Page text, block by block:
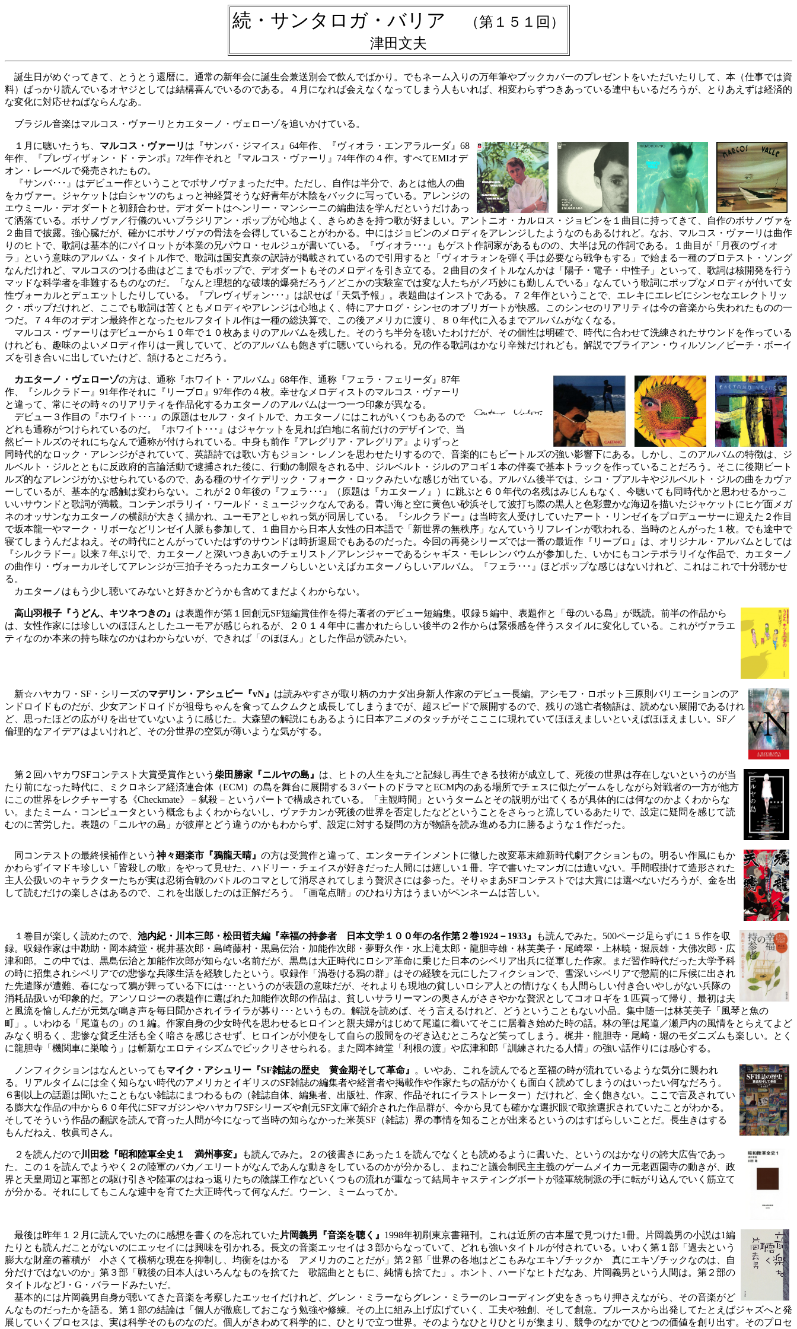
続・サンタロガ・バリア
（第１５１回）
津田文夫
誕生日がめぐってきて、とうとう還暦に。通常の新年会に誕生会兼送別会で飲んでばかり。でもネーム入りの万年筆やブックカバーのプレゼントをいただいたりして、本（仕事では資
料）ばっかり読んでいるオヤジとしては結構喜んでいるのである。４月になれば会えなくなってしまう人もいれば、相変わらずつきあっている連中もいるだろうが、とりあえずは経済的
な変化に対応せねばならんなあ。
ブラジル音楽はマルコス・ヴァーリとカエターノ・ヴェローゾを追いかけている。
１月に聴いたうち、 マルコス・ヴァーリ は『サンバ・ジマイス』64年作、『ヴィオラ・エンアラルーダ』68
年作、『プレヴィザォン・ド・テンポ』72年作それと『マルコス・ヴァーリ』74年作の４作。すべてEMIオデ
オン・レーベルで発売されたもの。
『サンバ･･･』はデビュー作ということでボサノヴァまっただ中。ただし、自作は半分で、あとは他人の曲
をカヴァー。ジャケットは白シャツのちょっと神経質そうな好青年が木陰をバックに写っている。アレンジの
エウミール・デオダートと初顔合わせ。デオダートはヘンリー・マンシーニの編曲法を学んだというだけあっ
て洒落ている。ボサノヴァ／行儀のいいブラジリアン・ポップが心地よく、きらめきを持つ歌が好ましい。アントニオ・カルロス・ジョビンを１曲目に持ってきて、自作のボサノヴァを
２曲目で披露。強心臓だが、確かにボサノヴァの骨法を会得していることがわかる。中にはジョビンのメロディをアレンジしたようなのもあるけれど。なお、マルコス・ヴァーリは曲作
りのヒトで、歌詞は基本的にパイロットが本業の兄パウロ・セルジュが書いている。『ヴィオラ･･･』もゲスト作詞家があるものの、大半は兄の作詞である。１曲目が「月夜のヴィオ
ラ」という意味のアルバム・タイトル作で、歌詞は国安真奈の訳詩が掲載されているので引用すると「ヴィオラォンを弾く手は必要なら戦争もする」で始まる一種のプロテスト・ソング
なんだけれど、マルコスのつける曲はどこまでもポップで、デオダートもそのメロディを引き立てる。２曲目のタイトルなんかは「陽子・電子・中性子」といって、歌詞は核開発を行う
マッドな科学者を非難するものなのだ。「なんと理想的な破壊的爆発だろう／どこかの実験室では変な人たちが／巧妙にも勤しんでいる」なんていう歌詞にポップなメロディが付いて女
性ヴォーカルとデュエットしたりしている。『プレヴィザォン･･･』は訳せば「天気予報」。表題曲はインストである。７２年作ということで、エレキにエレピにシンセなエレクトリッ
ク・ポップだけれど、ここでも歌詞は苦くともメロディやアレンジは心地よく、特にアナログ・シンセのオブリガートが快感。このシンセのリアリティは今の音楽から失われたものの一
つだ。７４年のオデオン最終作となったセルフタイトル作は一種の総決算で、この後アメリカに渡り、８０年代に入るまでアルバムがなくなる。
マルコス・ヴァーリはデビューから１０年で１０枚あまりのアルバムを残した。そのうち半分を聴いたわけだが、その個性は明確で、時代に合わせて洗練されたサウンドを作っている
けれども、趣味のよいメロディ作りは一貫していて、どのアルバムも飽きずに聴いていられる。兄の作る歌詞はかなり辛辣だけれども。解説でブライアン・ウィルソン／ビーチ・ボーイ
ズを引き合いに出していたけど、頷けるとこだろう。
カエターノ・ヴェローゾの方は、通称『ホワイト・アルバム』68年作、通称『フェラ・フェリーダ』87年
作、『シルクラドー』91年作それに『リーブロ』97年作の４枚。幸せなメロディストのマルコス・ヴァーリ
と違って、常にその時々のリアリティを作品化するカエターノのアルバムは一つ一つ印象が異なる。
デビュー３作目の『ホワイト･･･』の原題はセルフ・タイトルで、カエターノにはこれがいくつもあるので
どれも通称がつけられているのだ。『ホワイト･･･』はジャケットを見れば白地に名前だけのデザインで、当
然ビートルズのそれにちなんで通称が付けられている。中身も前作『アレグリア・アレグリア』よりずっと
同時代的なロック・アレンジがされていて、英語詩では歌い方もジョン・レノンを思わせたりするので、音楽的にもビートルズの強い影響下にある。しかし、このアルバムの特徴は、ジ
ルベルト・ジルとともに反政府的言論活動で逮捕された後に、行動の制限をされる中、ジルベルト・ジルのアコギ１本の伴奏で基本トラックを作っていることだろう。そこに後期ビート
ルズ的なアレンジがかぶせられているので、ある種のサイケデリック・フォーク・ロックみたいな感じが出ている。アルバム後半では、シコ・ブアルキやジルベルト・ジルの曲をカヴァ
ーしているが、基本的な感触は変わらない。これが２０年後の『フェラ･･･』（原題は『カエターノ』）に跳ぶと６０年代の名残はみじんもなく、今聴いても同時代かと思わせるかっこ
いいサウンドと歌詞が満載。コンテンポラリイ・ワールド・ミュージックなんである。青い海と空に黄色い砂浜そして波打ち際の黒人と色彩豊かな海辺を描いたジャケットにヒゲ面メガ
ネのオッサンなカエターノの横顔が大きく描かれ、ユーモアとしゃれっ気が同居している。『シルクラドー』は当時玄人受けしていたアート・リンゼイをプロデューサーに迎えた２作目
で坂本龍一やマーク・リボーなどリンゼイ人脈も参加して、１曲目から日本人女性の日本語で「新世界の無秩序」なんていうリフレインが歌われる、当時のとんがった１枚。でも途中で
寝てしまうんだよねえ。その時代にとんがっていたはずのサウンドは時折退屈でもあるのだった。今回の再発シリーズでは一番の最近作『リーブロ』は、オリジナル・アルバムとしては
『シルクラドー』以来７年ぶりで、カエターノと深いつきあいのチェリスト／アレンジャーであるシャギス・モレレンバウムが参加した、いかにもコンテポラリイな作品で、カエターノ
の曲作り・ヴォーカルそしてアレンジが三拍子そろったカエターノらしいといえばカエターノらしいアルバム。『フェラ･･･』ほどポップな感じはないけれど、これはこれで十分聴かせ
る。
カエターノはもう少し聴いてみないと好きかどうかも含めてまだよくわからない。
高山羽根子『うどん、キツネつきの』 は表題作が第１回創元SF短編賞佳作を得た著者のデビュー短編集。収録５編中、表題作と「母のいる島」が既読。前半の作品から
は、女性作家には珍しいのほほんとしたユーモアが感じられるが、２０１４年中に書かれたらしい後半の２作からは緊張感を伴うスタイルに変化している。これがヴァラエ
ティなのか本来の持ち味なのかはわからないが、できれば「のほほん」とした作品が読みたい。
新☆ハヤカワ・SF・シリーズのマデリン・アシュビー『vN』 は読みやすさが取り柄のカナダ出身新人作家のデビュー長編。アシモフ・ロボット三原則バリエーションのア
ンドロイドものだが、少女アンドロイドが祖母ちゃんを食ってムクムクと成長してしまうまでが、超スピードで展開するので、残りの逃亡者物語は、読めない展開であるけれ
ど、思ったほどの広がりを出せていないように感じた。大森望の解説にもあるように日本アニメのタッチがそこここに現れていてほほえましいといえばほほえましい。SF／
倫理的なアイデアはよいけれど、その分世界の空気が薄いような気がする。
第２回ハヤカワSFコンテスト大賞受賞作という 柴田勝家『ニルヤの島』 は、ヒトの人生を丸ごと記録し再生できる技術が成立して、死後の世界は存在しないというのが当
たり前になった時代に、ミクロネシア経済連合体（ECM）の島を舞台に展開する３パートのドラマとECM内のある場所でチェスに似たゲームをしながら対戦者の一方が他方
にこの世界をレクチャーする《Checkmate》－弑殺－というパートで構成されている。「主観時間」というタームとその説明が出てくるが具体的には何なのかよくわからな
い。またミーム・コンピュータという概念もよくわからないし、ヴァチカンが死後の世界を否定したなどということをさらっと流しているあたりで、設定に疑問を感じて読
むのに苦労した。表題の「ニルヤの島」が彼岸とどう違うのかもわからず、設定に対する疑問の方が物語を読み進める力に勝るような１作だった。
同コンテストの最終候補作という神々廻楽市『鴉龍天晴』 の方は受賞作と違って、エンターテインメントに徹した改変幕末維新時代劇アクションもの。明るい作風にもか
かわらずイマドキ珍しい「皆殺しの歌」をやって見せた、ハドリー・チェイスが好きだった人間には嬉しい１冊。字で書いたマンガには違いない。手間暇掛けて造形された
主人公扱いのキャラクターたちが実は忍術合戦のバトルのコマとして消尽されてしまう贅沢さには参った。そりゃまあSFコンテストでは大賞には選べないだろうが、金を出
して読むだけの楽しさはあるので、これを出版したのは正解だろう。「画竜点睛」のひねり方はうまいがペンネームは苦しい。
１巻目が楽しく読めたので、 池内紀・川本三郎・松田哲夫編『幸福の持参者 日本文学１００年の名作第２巻1924－1933』
も読んでみた。500ページ足らずに１５作を収
録。収録作家は中勘助・岡本綺堂・梶井基次郎・島崎藤村・黒島伝治・加能作次郎・夢野久作・水上滝太郎・龍胆寺雄・林芙美子・尾崎翠・上林暁・堀辰雄・大佛次郎・広
津和郎。この中では、黒島伝治と加能作次郎が知らない名前だが、黒島は大正時代にロシア革命に乗じた日本のシベリア出兵に従軍した作家。まだ習作時代だった大学予科
の時に招集されシベリアでの悲惨な兵隊生活を経験したという。収録作「渦巻ける鴉の群」はその経験を元にしたフィクションで、雪深いシベリアで懲罰的に斥候に出され
た先遣隊が遭難、春になって鴉が舞っている下には･･･というのが表題の意味だが、それよりも現地の貧しいロシア人との情けなくも人間らしい付き合いやしがない兵隊の
消耗品扱いが印象的だ。アンソロジーの表題作に選ばれた加能作次郎の作品は、貧しいサラリーマンの奥さんがささやかな贅沢としてコオロギを１匹買って帰り、最初は夫
と風流を愉しんだが元気な鳴き声を毎日聞かされイライラが募り･･･というもの。解説を読めば、そう言えるけれど、どうということもない小品。集中随一は林芙美子「風琴と魚の
町」。いわゆる「尾道もの」の１編。作家自身の少女時代を思わせるヒロインと親夫婦がはじめて尾道に着いてそこに居着き始めた時の話。林の筆は尾道／瀬戸内の風情をとらえてよど
みなく明るく、悲惨な貧乏生活も全く暗さを感じさせず、ヒロインが小便をして自らの股間をのぞき込むところなど笑ってしまう。梶井・龍胆寺・尾崎・堀のモダニズムも楽しい。とく
に龍胆寺「機関車に巣喰う」は斬新なエロティシズムでビックリさせられる。また岡本綺堂「利根の渡」や広津和郎「訓練されたる人情」の強い話作りには感心する。
ノンフィクションはなんといってもマイク・アシュリー『SF雑誌の歴史 黄金期そして革命』
。いやあ、これを読んでると至福の時が流れているような気分に襲われ
る。リアルタイムには全く知らない時代のアメリカとイギリスのSF雑誌の編集者や経営者や掲載作や作家たちの話がかくも面白く読めてしまうのはいったい何なだろう。
６割以上の話題は聞いたこともない雑誌にまつわるもの（雑誌自体、編集者、出版社、作家、作品それにイラストレーター）だけれど、全く飽きない。ここで言及されてい
る膨大な作品の中から６０年代にSFマガジンやハヤカワSFシリーズや創元SF文庫で紹介された作品群が、今から見ても確かな選択眼で取捨選択されていたことがわかる。
そしてそういう作品の翻訳を読んで育った人間が今になって当時の知らなかった米英SF（雑誌）界の事情を知ることが出来るというのはすばらしいことだ。長生きはする
もんだねえ、牧眞司さん。
２を読んだので川田稔『昭和陸軍全史１ 満州事変』
も読んでみた。２の後書きにあった１を読んでなくとも読めるように書いた、というのはかなりの誇大広告であっ
た。この１を読んでようやく２の陸軍のバカ／エリートがなんであんな動きをしているのかが分かるし、まねごと議会制民主主義のゲームメイカー元老西園寺の動きが、政
界と天皇周辺と軍部との駆け引きや陸軍のはねっ返りたちの陰謀工作などいくつもの流れが重なって結局キャスティングボートが陸軍統制派の手に転がり込んでいく筋立て
が分かる。それにしてもこんな連中を育てた大正時代って何なんだ。ウーン、ミームってか。
最後は昨年１２月に読んでいたのに感想を書くのを忘れていた 片岡義男『音楽を聴く』 1998年初刷東京書籍刊。これは近所の古本屋で見つけた1冊。片岡義男の小説は1編
たりとも読んだことがないのにエッセイには興味を引かれる。長文の音楽エッセイは３部からなっていて、どれも強いタイトルが付されている。いわく第１部「過去という
膨大な財産の蓄積が 小さくて横柄な現在を抑制し、均衡をはかる アメリカのことだが」第２部「世界の各地はどこもみなエキゾチックか 真にエキゾチックなのは、自
分だけではないのか」第３部「戦後の日本人はいろんなものを捨てた 歌謡曲とともに、純情も捨てた」。ホント、ハードなヒトだなあ、片岡義男という人間は。第２部の
タイトルなどJ・G・バラードみたいだ。
基本的には片岡義男自身が聴いてきた音楽を考察したエッセイだけれど、グレン・ミラーならグレン・ミラーのレコーディング史をきっちり押さえながら、その音楽がど
んなものだったかを語る。第１部の結論は「個人が徹底しておこなう勉強や修練。その上に組み上げ広げていく、工夫や独創、そして創意。ブルースから出発してたとえばジャズへと発
展していくプロセスは、実は科学そのものなのだ。個人がきわめて科学的に、ひとりで立つ世界。そのようなひとりひとりが集まり、競争のなかでひとつの価値を創り出す。そのプロセ